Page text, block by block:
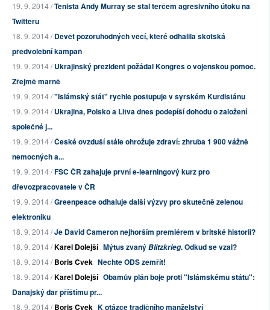
19. 9. 2014 /Tenista Andy Murray se stal terčem agresivního útoku na
Twitteru
18. 9. 2014 /Devět pozoruhodných věcí, které odhalila skotská
předvolební kampaň
19. 9. 2014 /Ukrajinský prezident požádal Kongres o vojenskou pomoc.
Zřejmě marně
19. 9. 2014 /"Islámský stát" rychle postupuje v syrském Kurdistánu
19. 9. 2014 /Ukrajina, Polsko a Litva dnes podepíší dohodu o založení
společné j...
19. 9. 2014 /České ovzduší stále ohrožuje zdraví: zhruba 1 900 vážně
nemocných a...
19. 9. 2014 /FSC ČR zahajuje první e-learningový kurz pro
dřevozpracovatele v ČR
19. 9. 2014 /Greenpeace odhaluje další výzvy pro skutečně zelenou
elektroniku
18. 9. 2014 /Je David Cameron nejhorším premiérem v britské historii?
18. 9. 2014 /Karel Dolejší Mýtus zvanýBlitzkrieg. Odkud se vzal?
18. 9. 2014 /Boris Cvek Nechte ODS zemřít!
18. 9. 2014 /Karel Dolejší Obamův plán boje proti "Islámskému státu":
Danajský dar příštímu pr...
18. 9. 2014 /Boris Cvek K otázce tradičního manželství